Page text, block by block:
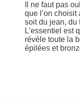
Il ne faut pas
que l’on
soit du jean,
L’essentiel est
révèle toute la
épilées et